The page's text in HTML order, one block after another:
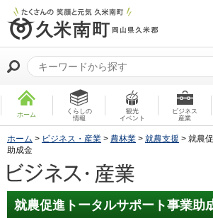
ホーム
くらしの
情報
観光
イベント
ビジネス
産業
ホーム > ビジネス・産業 > 農林業 > 就農支援 > 就農
助成金
就農促進トータルサポート事業助